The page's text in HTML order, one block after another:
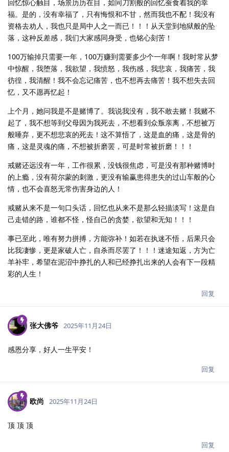
回忆惊心触目，场景历历在目，如同刀割般的回忆蚕食着我的幸
福。是的，没有幸福了，只有悔恨和不甘，然而我也不配！我没有
资格去劝人，我也只是局中人之一而已！！！从天堂到地狱般的坠
落，这种反差感，我们大家感同身受，也铭心刻苦！
100万输掉只需要一年，100万赚到需要多少个一年啊！我时常从梦
中惊醒，我堕落，我欲望，我愤怒，我伤感，我悲哀，我痛苦，我
彷徨，我清醒！我不会忘记痛苦，也不想再去痛苦！我不想失去回
忆，又不愿再忆起！
上个月，她问我是不是赌博了。我说我没有，我不敢去赌！我赌不
起了，我不想等到父母因为我死去，不想看到众叛亲离，不想被万
般唾弃，更不想悲哀的死去！这不算悟了，这是血的痛，这是骨的
痛，这是灵魂的痛，不想被折磨罢，可是时常被折磨！！！
戒赌还远没有一年，工作很累，没钱很焦虑，可是没有那种赌博时
的上瘾，没有荷尔蒙的刺激，更没有输赢患得患失的过山车般的心
情，也不会喜怒无常伤害身边的人！
戒赌从来不是一句口头话，回忆也从来不是那么轻描淡写！这是自
己走错的路，谁都不怪，怪自己的贪婪，欲望和无知！！！
事已至此，唯有努力拼搏，方能弥补！如若在执迷不悟，后果只会
比我凄惨，更是家破人亡，自杀而尽罢了！！！迷途知返，方为亡
羊补牢，希望在泥沼中挣扎的人和已经挣扎出来的人会有下一段精
彩的人生！
回复
张大佛爷 2025年11月24日
感恩分享，好人一生平安！
回复
欧尚 2025年11月24日
顶 顶 顶
回复